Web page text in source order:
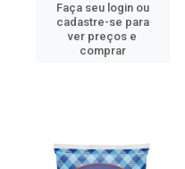
Faça seu login ou
cadastre-se para
ver preços e
comprar